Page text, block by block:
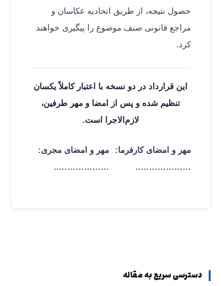
حصول نتیجه، از طریق اتحادیه عکاسان و
مراجع قانونی صنف موضوع را پیگیری خواهند
کرد.
این قرارداد در دو نسخه با اعتبار کاملاً یکسان
تنظیم شده و پس از امضا و مهر طرفین،
لازم‌الاجرا است.
مهر و امضای کارفرما:
………………..
مهر و امضای مجری:
………………..
دسترسی سریع به مقاله